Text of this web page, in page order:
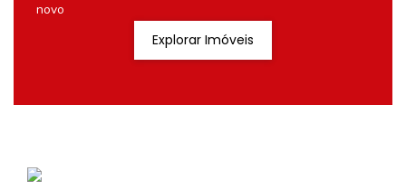
novo
Explorar Imóveis